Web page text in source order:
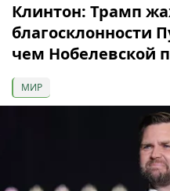
Клинтон: Трамп
благосклонности
чем Нобелевской
МИР